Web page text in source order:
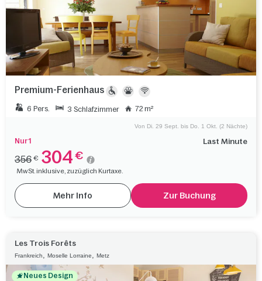
Premium-Ferienhaus
6 Pers. 3 Schlafzimmer 72 m²
Nur 1 Last Minute
Von Di. 29 Sept. bis Do. 1 Okt. (2 Nächte)
356 € 304 €
MwSt. inklusive, zuzüglich Kurtaxe.
Mehr Info Zur Buchung
Les Trois Forêts
Frankreich Moselle Lorraine Metz
Neues Design